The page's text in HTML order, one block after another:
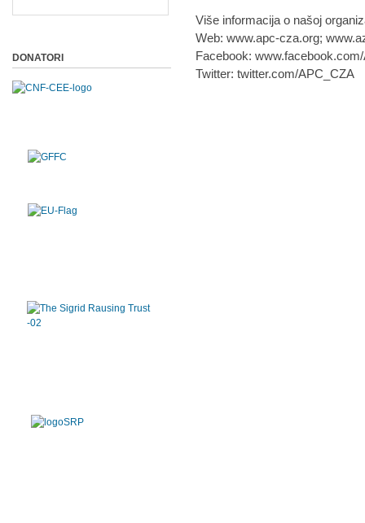
Više informacija o našoj
Web: www.apc-cza.org;
Facebook:
Twitter: twitter.com/APC_CZA
DONATORI